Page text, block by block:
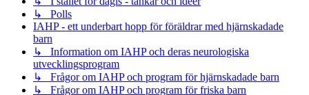
↳ Polls
IAHP - ett underbart hopp för föräldrar med hjärnskadade
barn
↳ Information om IAHP och deras neurologiska
utvecklingsprogram
↳ Frågor om IAHP och program för hjärnskadade barn
↳ Frågor om IAHP och program för friska barn